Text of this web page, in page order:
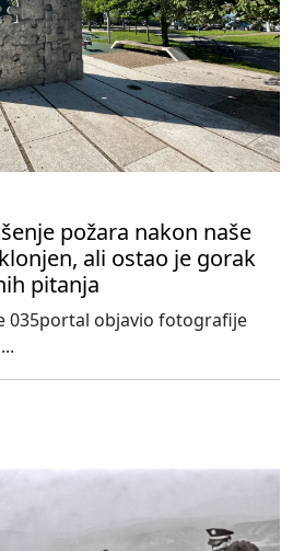
požara nakon naše
ali ostao je gorak
pitanja
035portal objavio fotografije